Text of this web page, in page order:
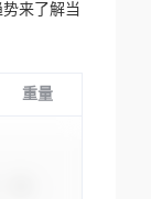
来了解当
重量